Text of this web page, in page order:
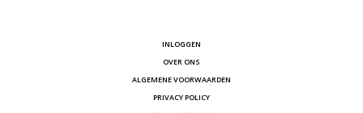
INLOGGEN
OVER ONS
ALGEMENE VOORWAARDEN
PRIVACY POLICY